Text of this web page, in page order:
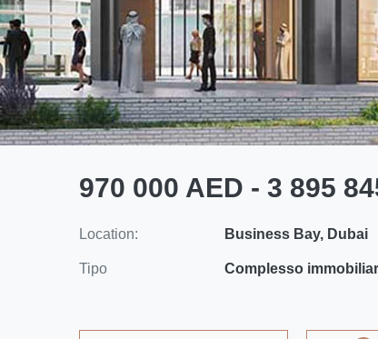
970 000 AED - 3 895
Location: Business Bay, Dubai
Tipo Complesso